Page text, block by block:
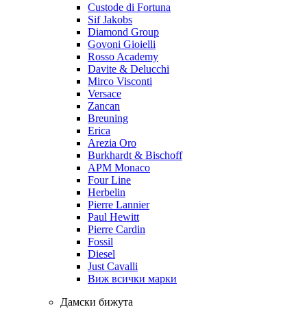
Custode di Fortuna
Sif Jakobs
Diamond Group
Govoni Gioielli
Rosso Academy
Davite & Delucchi
Mirco Visconti
Versace
Zancan
Breuning
Erica
Arezia Oro
Burkhardt & Bischoff
APM Monaco
Four Line
Herbelin
Pierre Lannier
Paul Hewitt
Pierre Cardin
Fossil
Diesel
Just Cavalli
Виж всички марки
Дамски бижута